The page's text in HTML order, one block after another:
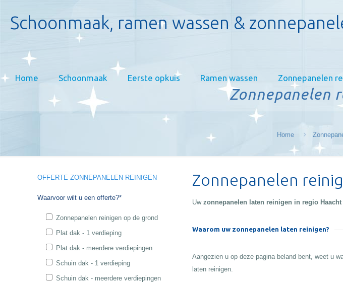
Schoonmaak, ramen wassen &
Home Schoonmaak Eerste opkuis Ramen wassen Zonnepanelen
Zonnepanelen
Home
OFFERTE ZONNEPANELEN REINIGEN
Waarvoor wilt u een offerte?*
Zonnepanelen reinigen op de grond
Plat dak - 1 verdieping
Plat dak - meerdere verdiepingen
Schuin dak - 1 verdieping
Schuin dak - meerdere verdiepingen
Zonnepanelen
Uw zonnepanelen laten reinigen in regio Haacht
Waarom uw zonnepanelen laten reinigen?
Aangezien u op deze pagina beland bent, weet u
laten reinigen.